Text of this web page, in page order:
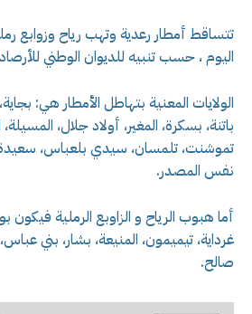
تتساقط أمطار رعدية وتهب رياح وزوابع
اليوم ، حسب تنبيه للديوان الوطني
الولايات المعنية بتهاطل الأمطار هي:
باتنة، بسكرة، المغير، أولاد جلال،
تموشنت، تلمسان، سيدي بلعباس،
نفس المصدر.
أما هبوب الرياح و الزاوبع الرملية فيكون
غرداية، تيميمون، المنيعة، بشار، بني
صالح.